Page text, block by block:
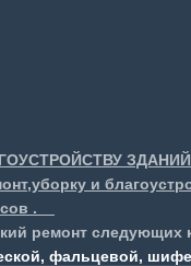
и
.
ремонт следующих
фальцевой,